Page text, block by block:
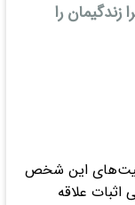
زندگیمان را
این شخص
اثبات علاقه